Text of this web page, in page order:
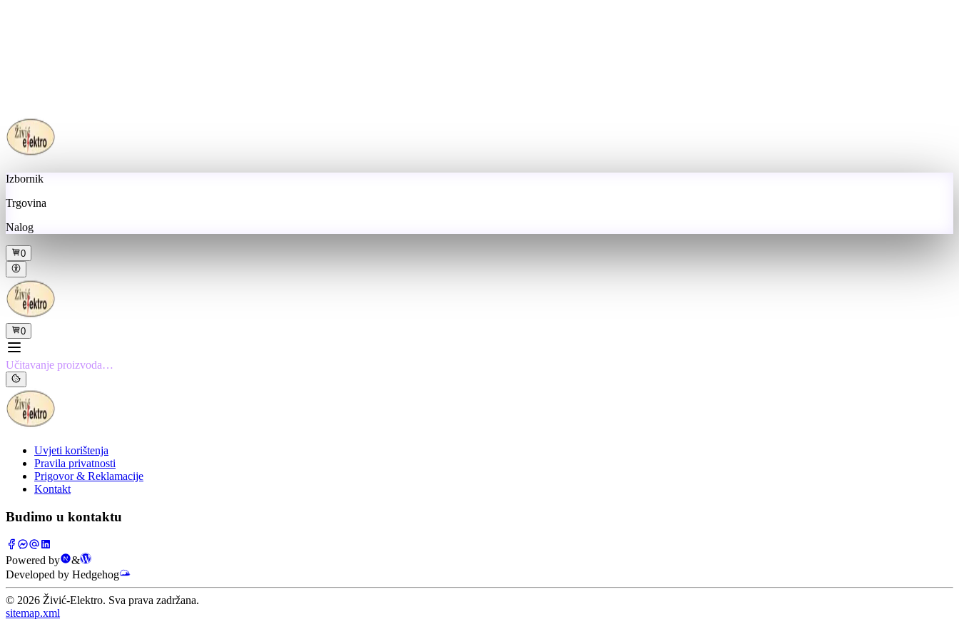
Izbornik
Trgovina
Nalog
0
0
Učitavanje proizvoda…
Uvjeti korištenja
Pravila privatnosti
Prigovor & Reklamacije
Kontakt
Budimo u kontaktu
Powered by
&
Developed by Hedgehog
© 2026 Živić-Elektro. Sva prava zadržana.
sitemap.xml